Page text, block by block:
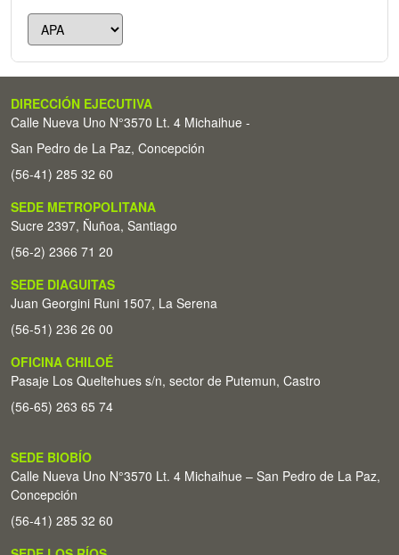
DIRECCIÓN EJECUTIVA
Calle Nueva Uno N°3570 Lt. 4 Michaihue -
San Pedro de La Paz, Concepción
(56-41) 285 32 60
SEDE METROPOLITANA
Sucre 2397, Ñuñoa, Santiago
(56-2) 2366 71 20
SEDE DIAGUITAS
Juan Georgini Runi 1507, La Serena
(56-51) 236 26 00
OFICINA CHILOÉ
Pasaje Los Queltehues s/n, sector de Putemun, Castro
(56-65) 263 65 74
SEDE BIOBÍO
Calle Nueva Uno N°3570 Lt. 4 Michaihue – San Pedro de La Paz,
Concepción
(56-41) 285 32 60